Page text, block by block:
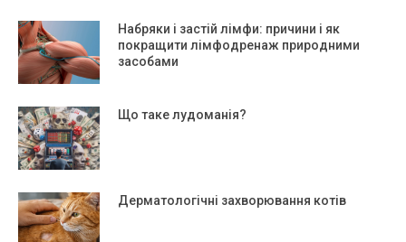
Набряки і застій лімфи: причини і як
покращити лімфодренаж природними
засобами
Що таке лудоманія?
Дерматологічні захворювання котів